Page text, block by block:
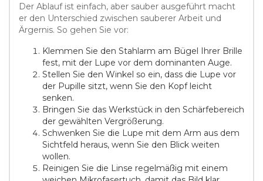
Der Ablauf ist einfach, aber sauber ausgeführt macht
er den Unterschied zwischen sauberer Arbeit und
Ärgernis. So gehen Sie vor:
Klemmen Sie den Stahlarm am Bügel Ihrer Brille
fest, mit der Lupe vor dem dominanten Auge.
Stellen Sie den Winkel so ein, dass die Lupe vor
der Pupille sitzt, wenn Sie den Kopf leicht
senken.
Bringen Sie das Werkstück in den Schärfebereich
der gewählten Vergrößerung.
Schwenken Sie die Lupe mit dem Arm aus dem
Sichtfeld heraus, wenn Sie den Blick weiten
wollen.
Reinigen Sie die Linse regelmäßig mit einem